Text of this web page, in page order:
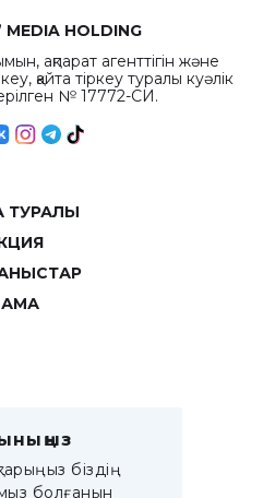
MEDIA HOLDING
ақпарат агенттігін және
қайта тіркеу туралы куәлік
№ 17772-СИ.
ТУРАЛЫ
біздің
болғанын